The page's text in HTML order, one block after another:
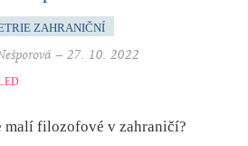
styl
ZAHRANIČNÍ
– 27. 10. 2022
malí filozofové v zahraničí?